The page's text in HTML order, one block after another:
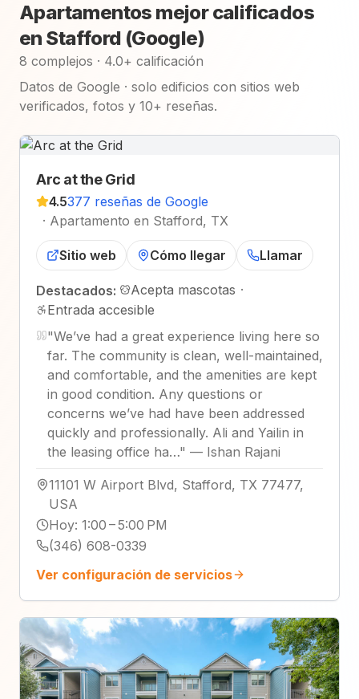
Apartamentos mejor calificados
en Stafford (Google)
8 complejos · 4.0+ calificación
Datos de Google · solo edificios con sitios web
verificados, fotos y 10+ reseñas.
Arc at the Grid
4.5377 reseñas de Google
· Apartamento en Stafford, TX
Sitio web Cómo llegar Llamar
Destacados: Acepta mascotas ·
Entrada accesible
"We’ve had a great experience living here so
far. The community is clean, well-maintained,
and comfortable, and the amenities are kept
in good condition. Any questions or
concerns we’ve had have been addressed
quickly and professionally. Ali and Yailin in
the leasing office ha…" — Ishan Rajani
11101 W Airport Blvd, Stafford, TX 77477,
USA
Hoy: 1:00 – 5:00 PM
(346) 608-0339
Ver configuración de servicios